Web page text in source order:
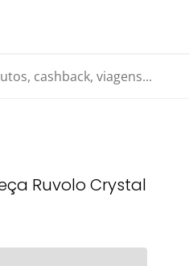
viagens...
Ruvolo Crystal